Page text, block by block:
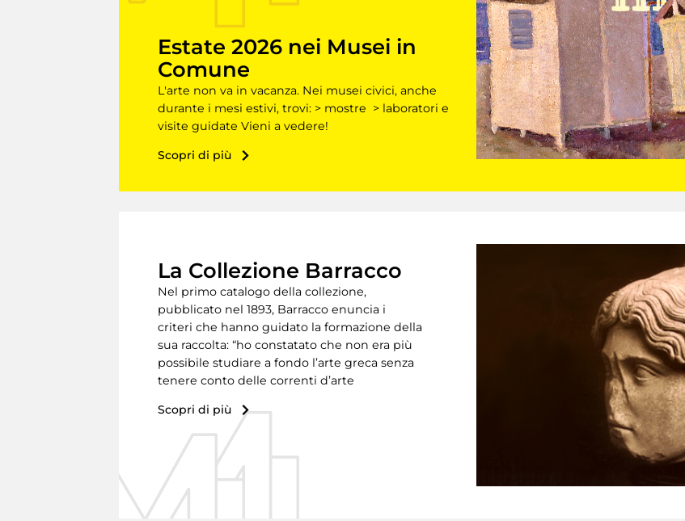
Estate 2026 nei Musei in
Comune
L'arte non va in vacanza. Nei musei civici, anche
durante i mesi estivi, trovi: > mostre > laboratori e
visite guidate Vieni a vedere!
Scopri di più
La Collezione Barracco
Nel primo catalogo della collezione,
pubblicato nel 1893, Barracco enuncia i
criteri che hanno guidato la formazione della
sua raccolta: “ho constatato che non era più
possibile studiare a fondo l’arte greca senza
tenere conto delle correnti d’arte
Scopri di più